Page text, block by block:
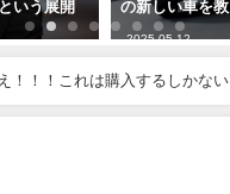
いう展開
の新しい車を
2025-05-12
！！！これは購入するしかない